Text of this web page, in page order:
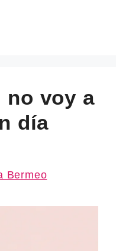
no voy a
día
Bermeo